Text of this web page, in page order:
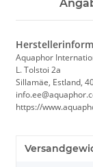
Aquaphor
L. Tolstoi 2a
Sillamäe, Estland,
https://